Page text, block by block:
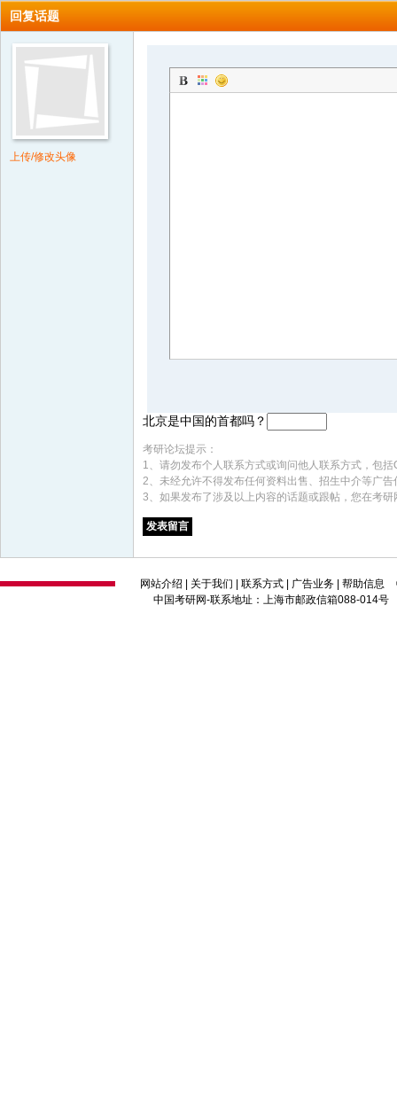
回复话题
上传/修改头像
北京是中国的首都吗？
考研论坛提示：
1、请勿发布个人联系方式或询问他人联系方式，包括
2、未经允许不得发布任何资料出售、招生中介等广告
3、如果发布了涉及以上内容的话题或跟帖，您在考
网站介绍 关于我们 联系方式 广告业务 帮助信息
中国考研网-联系地址：上海市邮政信箱088-014